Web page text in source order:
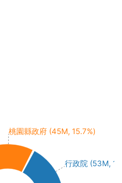
行政院 (53M,
桃園縣政府 (45M, 15.7%)